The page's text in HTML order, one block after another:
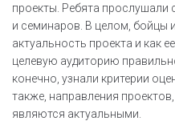
проекты. Ребята прослушали
и семинаров. В целом, бойцы
актуальность проекта и как
целевую аудиторию
конечно, узнали критерии
также, направления
являются актуальными.